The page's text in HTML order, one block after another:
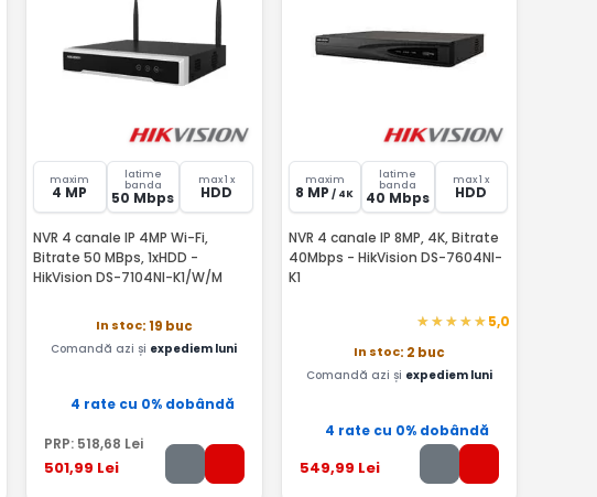
maxim
4 MP
latime
banda
50 Mbps
max 1 x
HDD
NVR 4 canale IP 4MP Wi-Fi,
Bitrate 50 MBps, 1xHDD -
HikVision DS-7104NI-K1/W/M
In stoc: 19 buc
Comandă azi și expediem luni
4 rate cu 0% dobândă
PRP: 518,68 Lei
501,99 Lei
maxim
8 MP / 4K
latime
banda
40 Mbps
max 1 x
HDD
NVR 4 canale IP 8MP, 4K, Bitrate
40Mbps - HikVision DS-7604NI-
K1
5,0
In stoc: 2 buc
Comandă azi și expediem luni
4 rate cu 0% dobândă
549,99 Lei